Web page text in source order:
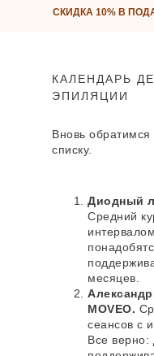
СКИДКА 10% В
КАЛЕНДАРЬ
ЭПИЛЯЦИИ
Вновь обратимся
списку.
Диодный
Средний
месяцев.
MOVEO.
сеансов с
Все верно:
эффективности — во
процедуры
ДРУГИЕ